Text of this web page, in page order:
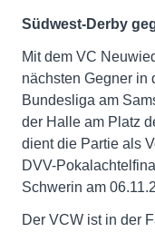
Südwest-Derby
Mit dem VC
nächsten Gegner in
Bundesliga am
der Halle am Platz
dient die Partie als
DVV-
Schwerin am
Der VCW ist in der